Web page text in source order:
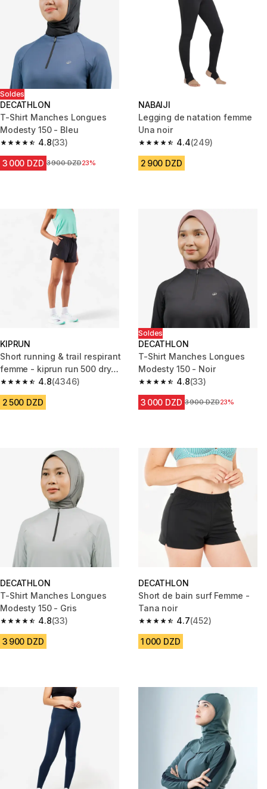
Soldes
DECATHLON
T-Shirt Manches Longues
Modesty 150 - Bleu
4.8
4.8 out of 5 stars from 33 reviews
(33)
3 000 DZD Prix avant la réduction
3 900 DZD23%
NABAIJI
Legging de natation femme
Una noir
4.4
4.4 out of 5 stars from 249
(249)
2 900 DZD
KIPRUN
Short running & trail respirant
femme - kiprun run 500 dry
noir
4.8
4.8 out of 5 stars from 4346 reviews
(4346)
2 500 DZD
Soldes
DECATHLON
T-Shirt Manches Longues
Modesty 150 - Noir
4.8
4.8 out of 5 stars from 33
(33)
3 000 DZD Prix avant la réduction
3 900 DZD23%
DECATHLON
T-Shirt Manches Longues
Modesty 150 - Gris
4.8
4.8 out of 5 stars from 33 reviews
(33)
3 900 DZD
DECATHLON
Short de bain surf Femme -
Tana noir
4.7
4.7 out of 5 stars from 452
(452)
1 000 DZD